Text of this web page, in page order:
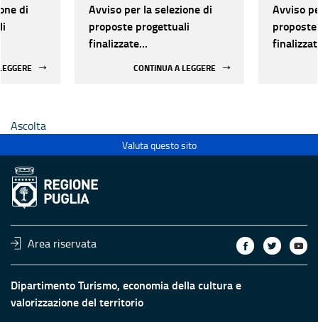
di
Avviso per la selezione di
proposte progettuali
finalizzate
CONTINUA A LEGGERE
Avviso
Ascolta
Valuta questo sito
Area riservata
Dipartimento Turismo, economia della cultura e
valorizzazione del territorio